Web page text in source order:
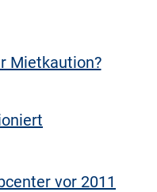
Mietkaution?
vor 2011